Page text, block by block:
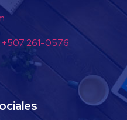
+507 261-0576